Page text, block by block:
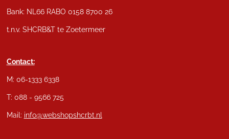
Bank: NL66 RABO 0158 8700 26
t.n.v. SHCRB&T te Zoetermeer
Contact:
M: 06-1333 6338
T: 088 - 9566 725
Mail: info@webshopshcrbt.nl